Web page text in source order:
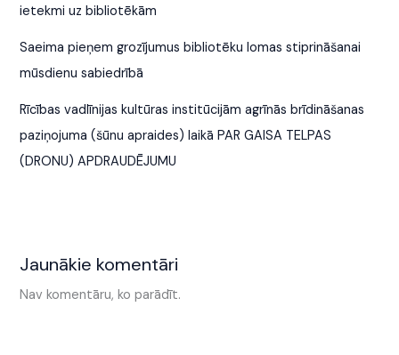
ietekmi uz bibliotēkām
Saeima pieņem grozījumus bibliotēku lomas stiprināšanai
mūsdienu sabiedrībā
Rīcības vadlīnijas kultūras institūcijām agrīnās brīdināšanas
paziņojuma (šūnu apraides) laikā PAR GAISA TELPAS
(DRONU) APDRAUDĒJUMU
Jaunākie komentāri
Nav komentāru, ko parādīt.